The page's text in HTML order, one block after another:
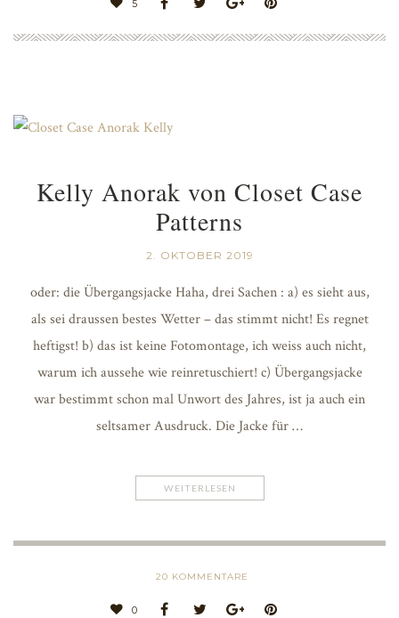
5
Kelly Anorak von Closet Case
Patterns
2. OKTOBER 2019
oder: die Übergangsjacke Haha, drei Sachen : a) es sieht aus,
als sei draussen bestes Wetter – das stimmt nicht! Es regnet
heftigst! b) das ist keine Fotomontage, ich weiss auch nicht,
warum ich aussehe wie reinretuschiert! c) Übergangsjacke
war bestimmt schon mal Unwort des Jahres, ist ja auch ein
seltsamer Ausdruck. Die Jacke für …
WEITERLESEN
20 KOMMENTARE
0